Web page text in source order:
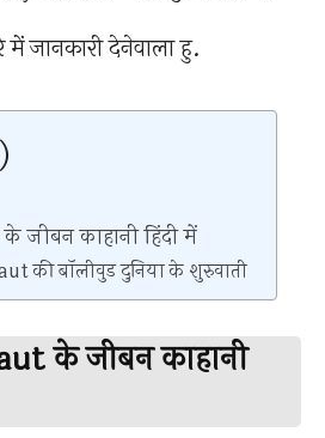
जानकारी देनेवाला हु.
काहानी हिंदी में
की बॉलीवुड दुनिया के शुरुवाती
के जीबन काहानी